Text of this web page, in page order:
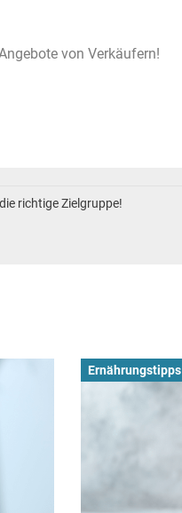
von Verkäufern!
richtige Zielgruppe!
Ernährungstipps